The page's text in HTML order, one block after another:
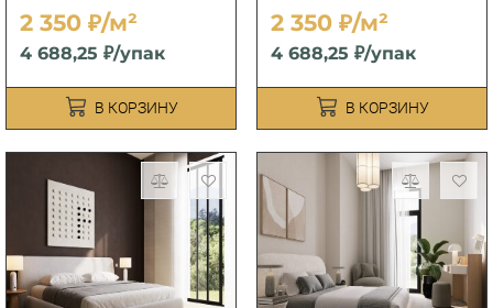
2 350 ₽/м²
4 688,25 ₽/упак
В КОРЗИНУ
2 350 ₽/м²
4 688,25 ₽/упак
В КОРЗИНУ